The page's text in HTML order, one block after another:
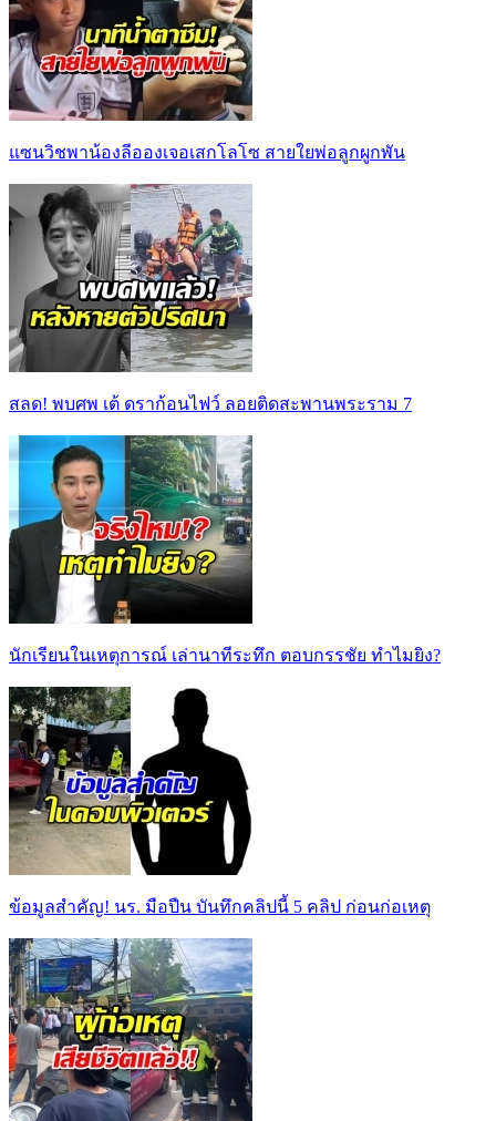
แซนวิชพาน้องลีอองเจอเสกโลโซ สายใยพ่อลูกผูกพัน
สลด! พบศพ เต้ ดราก้อนไฟว์ ลอยติดสะพานพระราม 7
นักเรียนในเหตุการณ์ เล่านาทีระทึก ตอบกรรชัย ทำไมยิง?
ข้อมูลสำคัญ! นร. มือปืน บันทึกคลิปนี้ 5 คลิป ก่อนก่อเหตุ